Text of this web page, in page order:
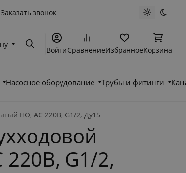
Заказать звонок Светлая
ПоискВойтиСравнениеИзбранноеКорзина
Насосное оборудование Трубы и фитинги
НО, АС 220В, G1/2, Ду15
G1/2,